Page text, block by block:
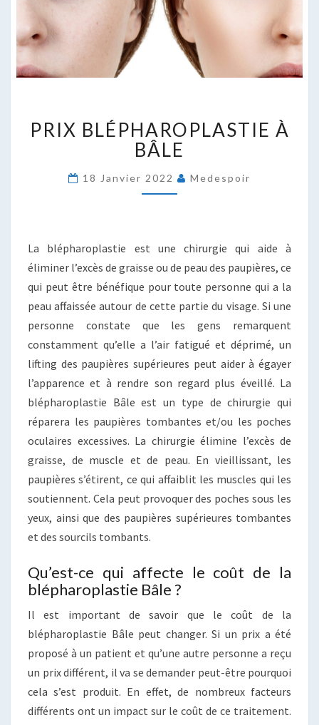
BLÉPHAROPLASTIE
À
BÂLE
PRIX BLÉPHAROPLASTIE À
BÂLE
18 Janvier 2022 Medespoir
La blépharoplastie est une chirurgie qui aide à
éliminer l’excès de graisse ou de peau des paupières, ce
qui peut être bénéfique pour toute personne qui a la
peau affaissée autour de cette partie du visage. Si une
personne constate que les gens remarquent
constamment qu’elle a l’air fatigué et déprimé, un
lifting des paupières supérieures peut aider à égayer
l’apparence et à rendre son regard plus éveillé. La
blépharoplastie Bâle est un type de chirurgie qui
réparera les paupières tombantes et/ou les poches
oculaires excessives. La chirurgie élimine l’excès de
graisse, de muscle et de peau. En vieillissant, les
paupières s’étirent, ce qui affaiblit les muscles qui les
soutiennent. Cela peut provoquer des poches sous les
yeux, ainsi que des paupières supérieures tombantes
et des sourcils tombants.
Qu’est-ce qui affecte le coût de la
blépharoplastie Bâle ?
Il est important de savoir que le coût de la
blépharoplastie Bâle peut changer. Si un prix a été
proposé à un patient et qu’une autre personne a reçu
un prix différent, il va se demander peut-être pourquoi
cela s’est produit. En effet, de nombreux facteurs
différents ont un impact sur le coût de ce traitement.